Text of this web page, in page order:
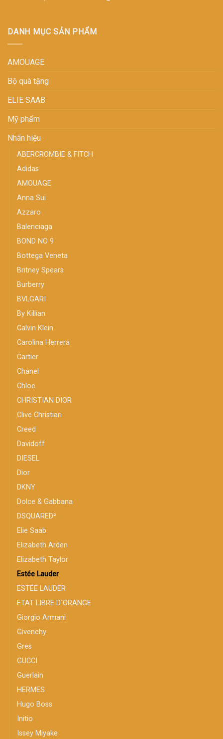
DANH MỤC SẢN PHẨM
AMOUAGE
Bộ quà tặng
ELIE SAAB
Mỹ phẩm
Nhãn hiệu
ABERCROMBIE & FITCH
Adidas
AMOUAGE
Anna Sui
Azzaro
Balenciaga
BOND NO 9
Bottega Veneta
Britney Spears
Burberry
BVLGARI
By Killian
Calvin Klein
Carolina Herrera
Cartier
Chanel
Chloe
CHRISTIAN DIOR
Clive Christian
Creed
Davidoff
DIESEL
Dior
DKNY
Dolce & Gabbana
DSQUARED²
Elie Saab
Elizabeth Arden
Elizabeth Taylor
Estée Lauder
ESTÉE LAUDER
ETAT LIBRE D`ORANGE
Giorgio Armani
Givenchy
Gres
GUCCI
Guerlain
HERMES
Hugo Boss
Initio
Issey Miyake